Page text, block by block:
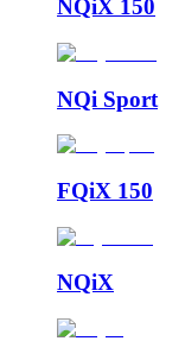
NQiX 150
NQi Sport
FQiX 150
NQiX